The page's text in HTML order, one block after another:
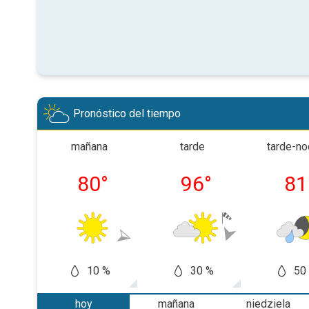
Pronóstico del tiempo
mañana
80°
10 %
tarde
96°
30 %
tarde-
81
50
hoy
mañana
niedziela